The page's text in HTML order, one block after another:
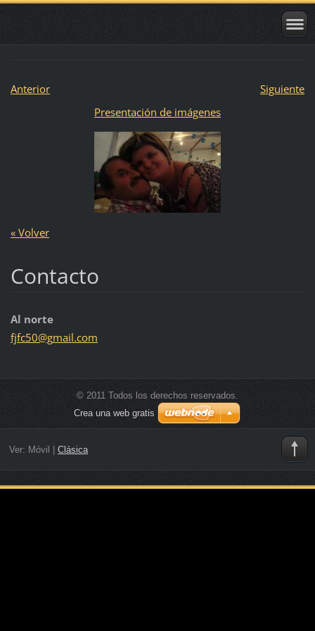
Anterior
Siguiente
Presentación de imágenes
« Volver
Contacto
Al norte
fjfc50@gmail.com
© 2011 Todos los derechos reservados.
Crea una web gratis
Ver: Móvil Clásica